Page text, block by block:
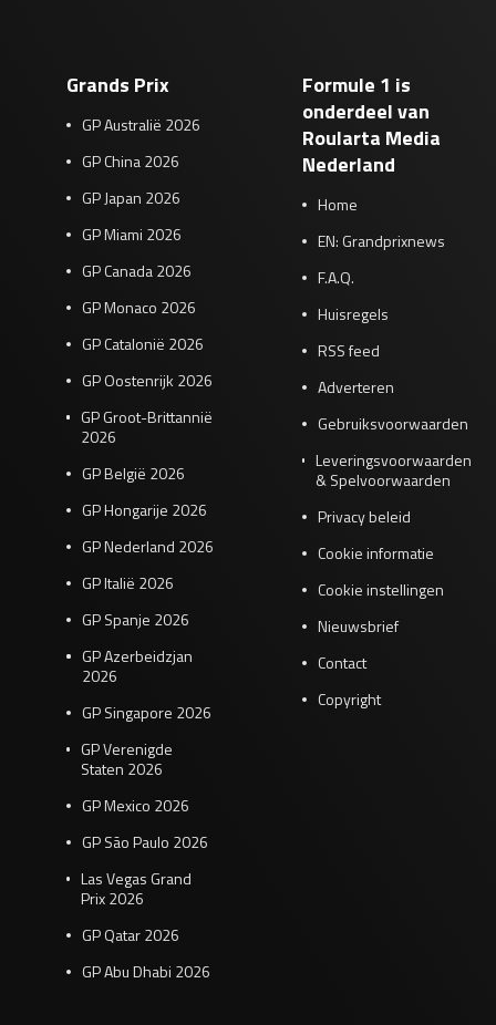
Grands Prix
GP Australië 2026
GP China 2026
GP Japan 2026
GP Miami 2026
GP Canada 2026
GP Monaco 2026
GP Catalonië 2026
GP Oostenrijk 2026
GP Groot-Brittannië
2026
GP België 2026
GP Hongarije 2026
GP Nederland 2026
GP Italië 2026
GP Spanje 2026
GP Azerbeidzjan
2026
GP Singapore 2026
GP Verenigde
Staten 2026
GP Mexico 2026
GP São Paulo 2026
Las Vegas Grand
Prix 2026
GP Qatar 2026
GP Abu Dhabi 2026
Formule 1 is
onderdeel van
Roularta Media
Nederland
Home
EN: Grandprixnews
F.A.Q.
Huisregels
RSS feed
Adverteren
Gebruiksvoorwaarden
Leveringsvoorwaarden
& Spelvoorwaarden
Privacy beleid
Cookie informatie
Cookie instellingen
Nieuwsbrief
Contact
Copyright